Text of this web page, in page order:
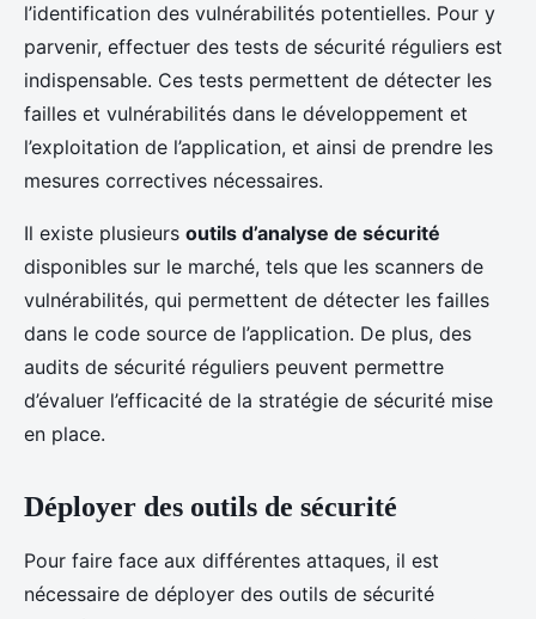
l’identification des vulnérabilités potentielles. Pour y
parvenir, effectuer des tests de sécurité réguliers est
indispensable. Ces tests permettent de détecter les
failles et vulnérabilités dans le développement et
l’exploitation de l’application, et ainsi de prendre les
mesures correctives nécessaires.
Il existe plusieurs outils d’analyse de sécurité
disponibles sur le marché, tels que les scanners de
vulnérabilités, qui permettent de détecter les failles
dans le code source de l’application. De plus, des
audits de sécurité réguliers peuvent permettre
d’évaluer l’efficacité de la stratégie de sécurité mise
en place.
Déployer des outils de sécurité
Pour faire face aux différentes attaques, il est
nécessaire de déployer des outils de sécurité